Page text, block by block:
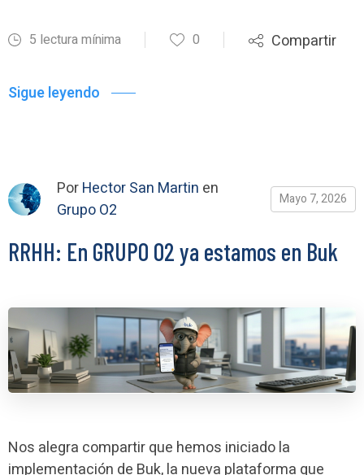
5 lectura mínima 0 Compartir
Sigue leyendo
PorHector San Martin en
Grupo O2
Mayo 7, 2026
RRHH: En GRUPO O2 ya estamos en Buk
Nos alegra compartir que hemos iniciado la
implementación de Buk, la nueva plataforma que